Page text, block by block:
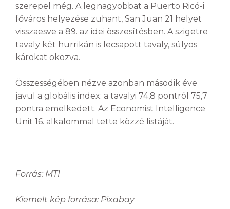
szerepel még. A legnagyobbat a Puerto Ricó-i
főváros helyezése zuhant, San Juan 21 helyet
visszaesve a 89. az idei összesítésben. A szigetre
tavaly két hurrikán is lecsapott tavaly, súlyos
károkat okozva.
Összességében nézve azonban második éve
javul a globális index: a tavalyi 74,8 pontról 75,7
pontra emelkedett. Az Economist Intelligence
Unit 16. alkalommal tette közzé listáját.
Forrás: MTI
Kiemelt kép forrása: Pixabay